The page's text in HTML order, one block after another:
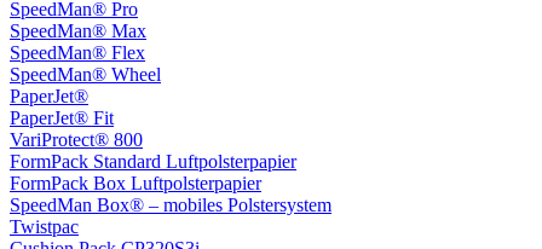
SpeedMan® Pro
SpeedMan® Max
SpeedMan® Flex
SpeedMan® Wheel
PaperJet®
PaperJet® Fit
VariProtect® 800
FormPack Standard Luftpolsterpapier
FormPack Box Luftpolsterpapier
SpeedMan Box® – mobiles Polstersystem
Twistpac